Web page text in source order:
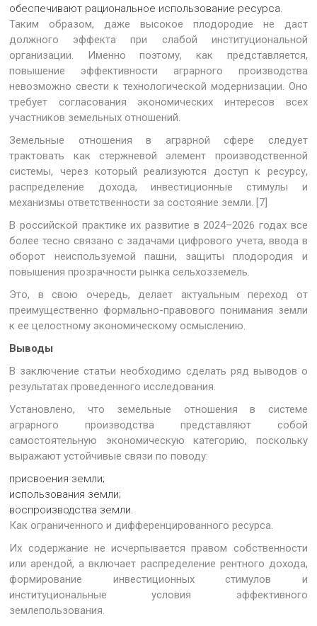
обеспечивают рациональное использование ресурса.
Таким образом, даже высокое плодородие не даст
должного эффекта при слабой институциональной
организации. Именно поэтому, как представляется,
повышение эффективности аграрного производства
невозможно свести к технологической модернизации. Оно
требует согласования экономических интересов всех
участников земельных отношений.
Земельные отношения в аграрной сфере следует
трактовать как стержневой элемент производственной
системы, через который реализуются доступ к ресурсу,
распределение дохода, инвестиционные стимулы и
механизмы ответственности за состояние земли. [7]
В российской практике их развитие в 2024–2026 годах все
более тесно связано с задачами цифрового учета, ввода в
оборот неиспользуемой пашни, защиты плодородия и
повышения прозрачности рынка сельхозземель.
Это, в свою очередь, делает актуальным переход от
преимущественно формально-правового понимания земли
к ее целостному экономическому осмыслению.
Выводы
В заключение статьи необходимо сделать ряд выводов о
результатах проведенного исследования.
Установлено, что земельные отношения в системе
аграрного производства представляют собой
самостоятельную экономическую категорию, поскольку
выражают устойчивые связи по поводу:
присвоения земли;
использования земли;
воспроизводства земли.
Как ограниченного и дифференцированного ресурса.
Их содержание не исчерпывается правом собственности
или арендой, а включает распределение рентного дохода,
формирование инвестиционных стимулов и
институциональные условия эффективного
землепользования.